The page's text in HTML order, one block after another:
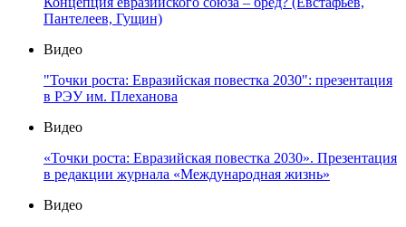
Пантелеев, Гущин)
Видео
"Точки роста: Евразийская повестка 2030": презентация
в РЭУ им. Плеханова
Видео
«Точки роста: Евразийская повестка 2030». Презентация
в редакции журнала «Международная жизнь»
Видео